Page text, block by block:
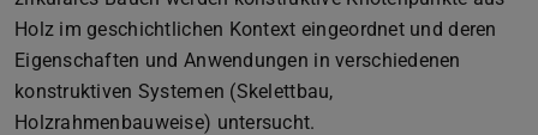
Holz im geschichtlichen Kontext eingeordnet und deren
Eigenschaften und Anwendungen in verschiedenen
konstruktiven Systemen (Skelettbau,
Holzrahmenbauweise) untersucht.